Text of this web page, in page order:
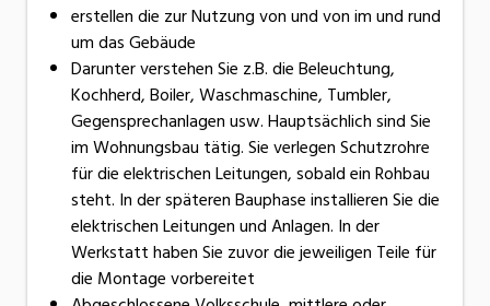
erstellen die zur Nutzung von und von im und rund
um das Gebäude
Darunter verstehen Sie z.B. die Beleuchtung,
Kochherd, Boiler, Waschmaschine, Tumbler,
Gegensprechanlagen usw. Hauptsächlich sind Sie
im Wohnungsbau tätig. Sie verlegen Schutzrohre
für die elektrischen Leitungen, sobald ein Rohbau
steht. In der späteren Bauphase installieren Sie die
elektrischen Leitungen und Anlagen. In der
Werkstatt haben Sie zuvor die jeweiligen Teile für
die Montage vorbereitet